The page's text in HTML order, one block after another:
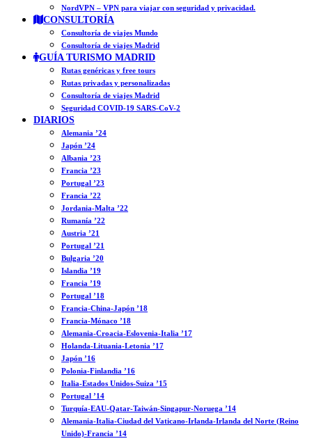
NordVPN – VPN para viajar con seguridad y privacidad.
CONSULTORÍA
Consultoría de viajes Mundo
Consultoría de viajes Madrid
GUÍA TURISMO MADRID
Rutas genéricas y free tours
Rutas privadas y personalizadas
Consultoría de viajes Madrid
Seguridad COVID-19 SARS-CoV-2
DIARIOS
Alemania ’24
Japón ’24
Albania ’23
Francia ’23
Portugal ’23
Francia ’22
Jordania-Malta ’22
Rumanía ’22
Austria ’21
Portugal ’21
Bulgaria ’20
Islandia ’19
Francia ’19
Portugal ’18
Francia-China-Japón ’18
Francia-Mónaco ’18
Alemania-Croacia-Eslovenia-Italia ’17
Holanda-Lituania-Letonia ’17
Japón ’16
Polonia-Finlandia ’16
Italia-Estados Unidos-Suiza ’15
Portugal ’14
Turquía-EAU-Qatar-Taiwán-Singapur-Noruega ’14
Alemania-Italia-Ciudad del Vaticano-Irlanda-Irlanda del Norte (Reino
Unido)-Francia ’14